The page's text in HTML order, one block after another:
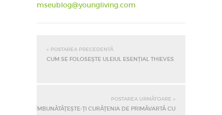
mseublog@youngliving.com
« POSTAREA PRECEDENTĂ
CUM SE FOLOSEȘTE ULEIUL ESENȚIAL THIEVES
POSTAREA URMĂTOARE »
ÎMBUNĂTĂȚEȘTE-ȚI CURĂȚENIA DE PRIMĂVARTĂ CU